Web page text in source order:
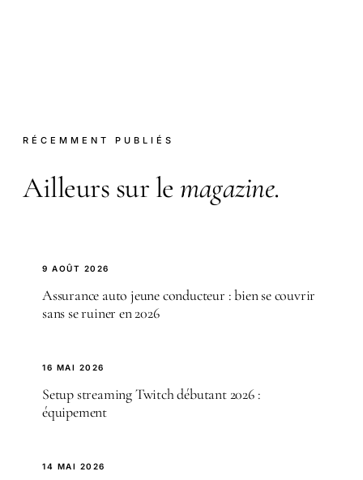
RÉCEMMENT PUBLIÉS
Ailleurs sur le magazine.
9 AOÛT 2026
Assurance auto jeune conducteur : bien se couvrir
sans se ruiner en 2026
16 MAI 2026
Setup streaming Twitch débutant 2026 :
équipement
14 MAI 2026